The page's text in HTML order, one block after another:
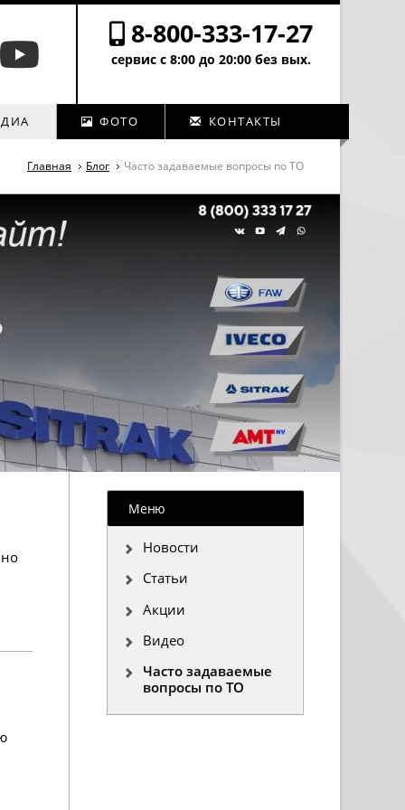
8-800-333-17-27
сервис с 8:00 до 20:00 без вых.
ФОТО КОНТАКТЫ
Главная Блог Часто задаваемые вопросы по ТО
Меню
Новости
Статьи
Акции
Видео
Часто задаваемые
вопросы по ТО